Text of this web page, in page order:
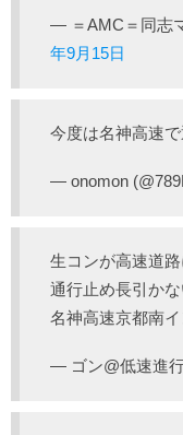
— ＝AMC＝同志
年9月15日
今度は名神高速
— onomon
生コンが高速道
通行止め長引かな
名神高速京都南
— ゴン@低速進